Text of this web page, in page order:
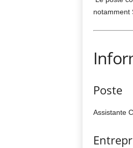
notamment
Poste
Assistante